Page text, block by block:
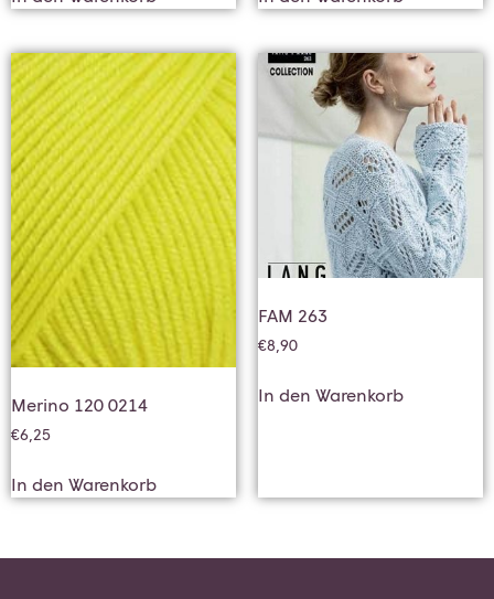
Merino 120 0214
€6,25
In den Warenkorb
FAM 263
€8,90
In den Warenkorb